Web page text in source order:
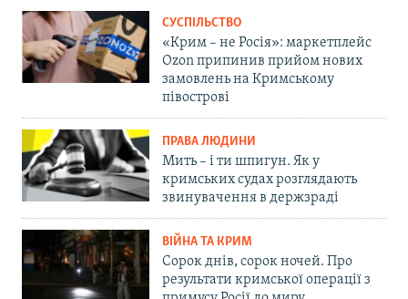
СУСПІЛЬСТВО
«Крим – не Росія»: маркетплейс
Ozon припинив прийом нових
замовлень на Кримському
півострові
ПРАВА ЛЮДИНИ
Мить – і ти шпигун. Як у
кримських судах розглядають
звинувачення в держзраді
ВІЙНА ТА КРИМ
Сорок днів, сорок ночей. Про
результати кримської операції з